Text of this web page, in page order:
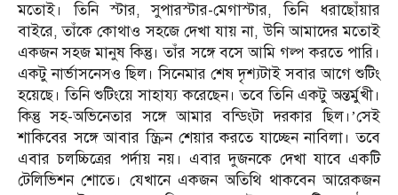
মতোই। তিনি স্টার, সুপারস্টার-মেগাস্টার, তিনি ধরাছোঁয়ার
বাইরে, তাঁকে কোথাও সহজে দেখা যায় না, উনি আমাদের মতোই
একজন সহজ মানুষ কিন্তু। তাঁর সঙ্গে বসে আমি গল্প করতে পারি।
একটু নার্ভাসনেসও ছিল। সিনেমার শেষ দৃশ্যটাই সবার আগে শুটিং
হয়েছে। তিনি শুটিংয়ে সাহায্য করেছেন। তবে তিনি একটু অন্তর্মুখী।
কিন্তু সহ-অভিনেতার সঙ্গে আমার বন্ডিংটা দরকার ছিল।’সেই
শাকিবের সঙ্গে আবার স্ক্রিন শেয়ার করতে যাচ্ছেন নাবিলা। তবে
এবার চলচ্চিত্রের পর্দায় নয়। এবার দুজনকে দেখা যাবে একটি
টেলিভিশন শোতে। যেখানে একজন অতিথি থাকবেন আরেকজন